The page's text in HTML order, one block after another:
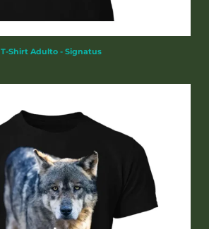
T-Shirt Adulto - Signatus